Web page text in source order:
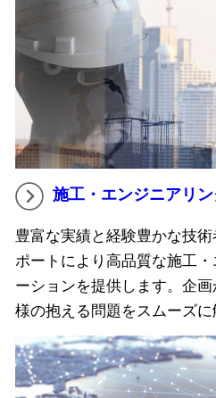
施工・エンジニアリ
豊富な実績と経験豊かな技
ポートにより高品質な施工
ーションを提供します。企
様の抱える問題をスムーズに